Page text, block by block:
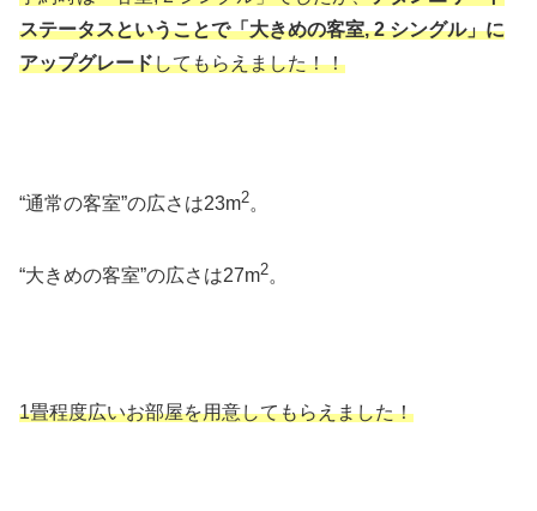
ステータスということで「大きめの客室, 2 シングル」に
アップグレードしてもらえました！！
“通常の客室”の広さは23m2。
“大きめの客室”の広さは27m2。
1畳程度広いお部屋を用意してもらえました！